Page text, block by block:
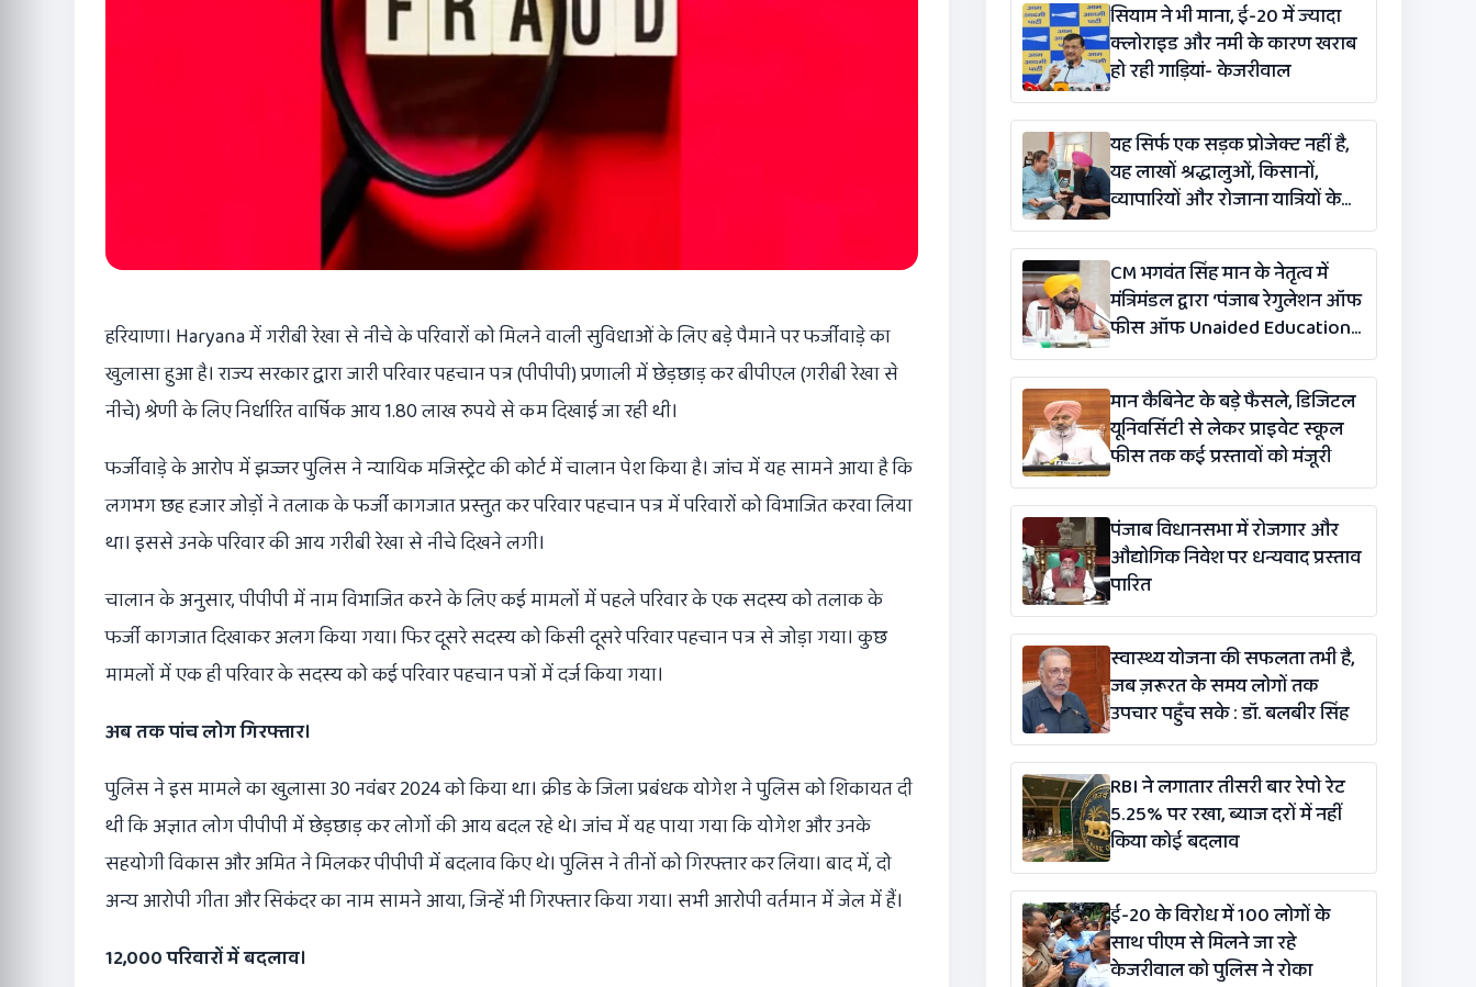
हरियाणा। Haryana में गरीबी रेखा से नीचे के परिवारों को मिलने वाली सुविधाओं के लिए बड़े पैमाने पर फर्जीवाड़े का
खुलासा हुआ है। राज्य सरकार द्वारा जारी परिवार पहचान पत्र (पीपीपी) प्रणाली में छेड़छाड़ कर बीपीएल (गरीबी रेखा से
नीचे) श्रेणी के लिए निर्धारित वार्षिक आय 1.80 लाख रुपये से कम दिखाई जा रही थी।
फर्जीवाड़े के आरोप में झज्जर पुलिस ने न्यायिक मजिस्ट्रेट की कोर्ट में चालान पेश किया है। जांच में यह सामने आया है कि
लगभग छह हजार जोड़ों ने तलाक के फर्जी कागजात प्रस्तुत कर परिवार पहचान पत्र में परिवारों को विभाजित करवा लिया
था। इससे उनके परिवार की आय गरीबी रेखा से नीचे दिखने लगी।
चालान के अनुसार, पीपीपी में नाम विभाजित करने के लिए कई मामलों में पहले परिवार के एक सदस्य को तलाक के
फर्जी कागजात दिखाकर अलग किया गया। फिर दूसरे सदस्य को किसी दूसरे परिवार पहचान पत्र से जोड़ा गया। कुछ
मामलों में एक ही परिवार के सदस्य को कई परिवार पहचान पत्रों में दर्ज किया गया।
अब तक पांच लोग गिरफ्तार।
पुलिस ने इस मामले का खुलासा 30 नवंबर 2024 को किया था। क्रीड के जिला प्रबंधक योगेश ने पुलिस को शिकायत दी
थी कि अज्ञात लोग पीपीपी में छेड़छाड़ कर लोगों की आय बदल रहे थे। जांच में यह पाया गया कि योगेश और उनके
सहयोगी विकास और अमित ने मिलकर पीपीपी में बदलाव किए थे। पुलिस ने तीनों को गिरफ्तार कर लिया। बाद में, दो
अन्य आरोपी गीता और सिकंदर का नाम सामने आया, जिन्हें भी गिरफ्तार किया गया। सभी आरोपी वर्तमान में जेल में हैं।
12,000 परिवारों में बदलाव।
सियाम ने भी माना, ई-20 में ज्यादा
क्लोराइड और नमी के कारण खराब
हो रही गाड़ियां- केजरीवाल
यह सिर्फ एक सड़क प्रोजेक्ट नहीं है,
यह लाखों श्रद्धालुओं, किसानों,
व्यापारियों और रोजाना यात्रियों के
लिए एक लाइफलाइन है: कंग
CM भगवंत सिंह मान के नेतृत्व में
मंत्रिमंडल द्वारा ‘पंजाब रेगुलेशन ऑफ
फीस ऑफ Unaided Educational
Institutions (संशोधन)
विधेयक-2026’ पास
मान कैबिनेट के बड़े फैसले, डिजिटल
यूनिवर्सिटी से लेकर प्राइवेट स्कूल
फीस तक कई प्रस्तावों को मंजूरी
पंजाब विधानसभा में रोजगार और
औद्योगिक निवेश पर धन्यवाद प्रस्ताव
पारित
स्वास्थ्य योजना की सफलता तभी है,
जब ज़रूरत के समय लोगों तक
उपचार पहुँच सके : डॉ. बलबीर सिंह
RBI ने लगातार तीसरी बार रेपो रेट
5.25% पर रखा, ब्याज दरों में नहीं
किया कोई बदलाव
ई-20 के विरोध में 100 लोगों के
साथ पीएम से मिलने जा रहे
केजरीवाल को पुलिस ने रोका